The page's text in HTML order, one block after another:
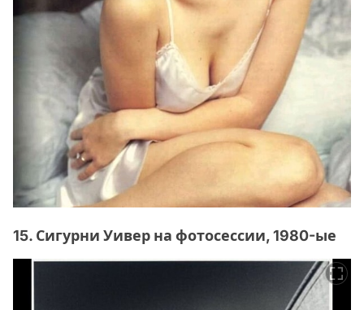
15. Сигурни Уивер на фотосессии, 1980-ые